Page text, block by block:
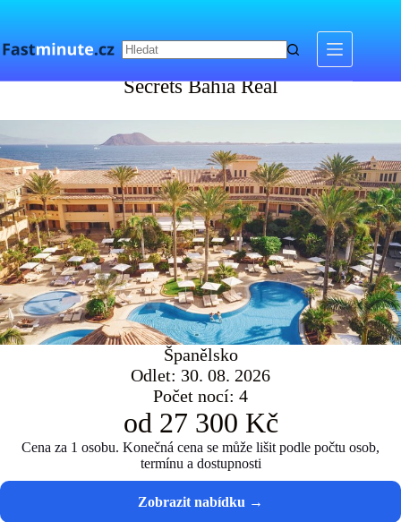
Secrets Bahia Real
Secrets Bahia Real
Španělsko
Odlet: 30. 08. 2026
Počet nocí: 4
od 27 300 Kč
Cena za 1 osobu. Konečná cena se může lišit podle počtu osob,
termínu a dostupnosti